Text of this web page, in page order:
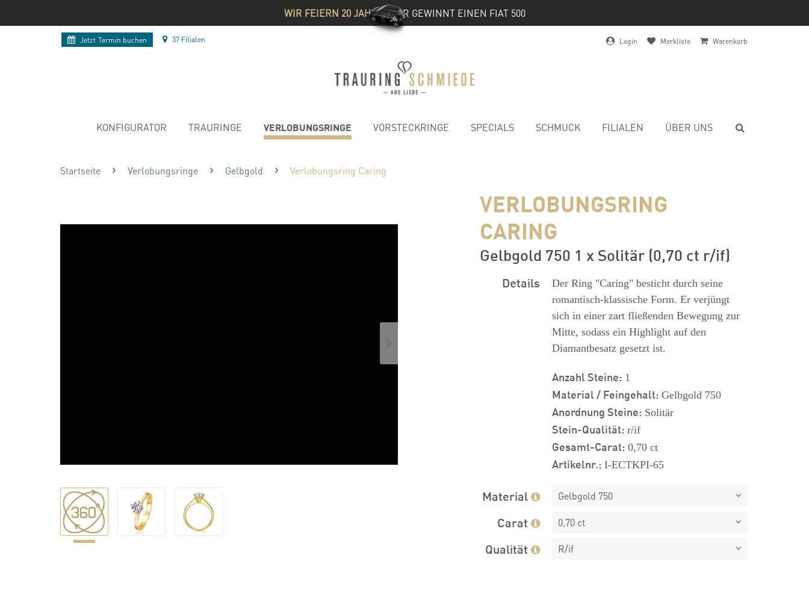
WIR FEIERN 20 JAHRE& IHR GEWINNT EINEN FIAT 500
Jetzt Termin buchen 37 Filialen Login Merkliste Warenkorb
KONFIGURATOR TRAURINGE VERLOBUNGSRINGE VORSTECKRINGE SPECIALS SCHMUCK FILIALEN ÜBER UNS
Startseite Verlobungsringe Gelbgold Verlobungsring Caring
VERLOBUNGSRING
CARING
Gelbgold 750 1 x Solitär (0,70 ct r/if)
Details
Der Ring "Caring" besticht durch seine
romantisch-klassische Form. Er verjüngt
sich in einer zart fließenden Bewegung zur
Mitte, sodass ein Highlight auf den
Diamantbesatz gesetzt ist.
Anzahl Steine: 1
Material / Feingehalt: Gelbgold 750
Anordnung Steine: Solitär
Stein-Qualität: r/if
Gesamt-Carat: 0,70 ct
Artikelnr.: I-ECTKPI-65
Material Gelbgold 750
Carat 0,70 ct
Qualität R/if